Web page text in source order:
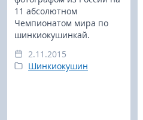
11 абсолютном
Чемпионатом мира по
шинкиокушинкай.
2.11.2015
Шинкиокушин